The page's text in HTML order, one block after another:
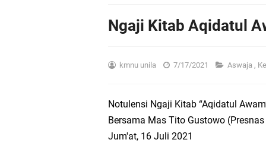
Ini dia! Filosofi Logo
Logo Harlah Ke-XV
KMNU Unila 'Goes to
KMNU Unila Segera
Ngaji Kitab Aqidatul
kmnu unila 7/17/2021 Aswaja ,
Notulensi Ngaji Kitab “Aqidatul
Bersama Mas Tito Gustowo
Jum'at, 16 Juli 2021